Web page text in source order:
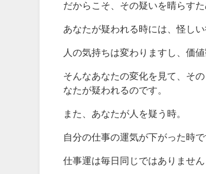
だからこそ、その疑いを晴らす
あなたが疑われる時には、怪し
人の気持ちは変わりますし、価
そんなあなたの変化を見て、そ
なたが疑われるのです。
また、あなたが人を疑う時。
自分の仕事の運気が下がった時で
仕事運は毎日同じではありませ